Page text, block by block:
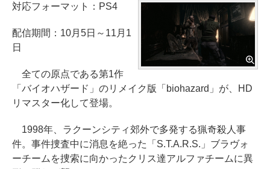
対応フォーマット：PS4
配信期間：10月5日～11月1
日
全ての原点である第1作
「バイオハザード」のリメイク版「biohazard」が、HD
リマスター化して登場。
1998年、ラクーンシティ郊外で多発する猟奇殺人事
件。事件捜査中に消息を絶った「S.T.A.R.S.」ブラヴォ
ーチームを捜索に向かったクリス達アルファチームに異